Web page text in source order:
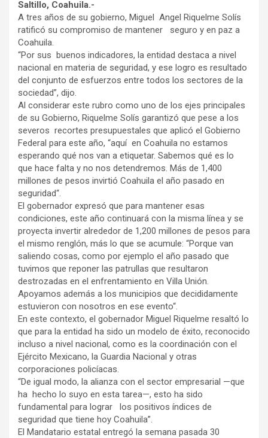
Saltillo, Coahuila.-
A tres años de su gobierno, Miguel Angel Riquelme Solís
ratificó su compromiso de mantener seguro y en paz a
Coahuila.
“Por sus buenos indicadores, la entidad destaca a nivel
nacional en materia de seguridad, y ese logro es resultado
del conjunto de esfuerzos entre todos los sectores de la
sociedad”, dijo.
Al considerar este rubro como uno de los ejes principales
de su Gobierno, Riquelme Solís garantizó que pese a los
severos recortes presupuestales que aplicó el Gobierno
Federal para este año, “aquí en Coahuila no estamos
esperando qué nos van a etiquetar. Sabemos qué es lo
que hace falta y no nos detendremos. Más de 1,400
millones de pesos invirtió Coahuila el año pasado en
seguridad“.
El gobernador expresó que para mantener esas
condiciones, este año continuará con la misma línea y se
proyecta invertir alrededor de 1,200 millones de pesos para
el mismo renglón, más lo que se acumule: “Porque van
saliendo cosas, como por ejemplo el año pasado que
tuvimos que reponer las patrullas que resultaron
destrozadas en el enfrentamiento en Villa Unión.
Apoyamos además a los municipios que decididamente
estuvieron con nosotros en ese evento“.
En este contexto, el gobernador Miguel Riquelme resaltó lo
que para la entidad ha sido un modelo de éxito, reconocido
incluso a nivel nacional, como es la coordinación con el
Ejército Mexicano, la Guardia Nacional y otras
corporaciones policíacas.
“De igual modo, la alianza con el sector empresarial —que
ha hecho lo suyo en esta tarea—, esto ha sido
fundamental para lograr los positivos índices de
seguridad que tiene hoy Coahuila”.
El Mandatario estatal entregó la semana pasada 30